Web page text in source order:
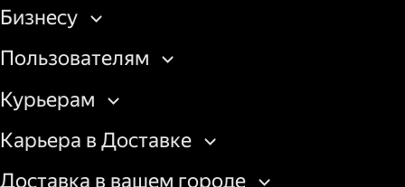
Бизнесу
Пользователям
Курьерам
Карьера в Доставке
Доставка в вашем городе